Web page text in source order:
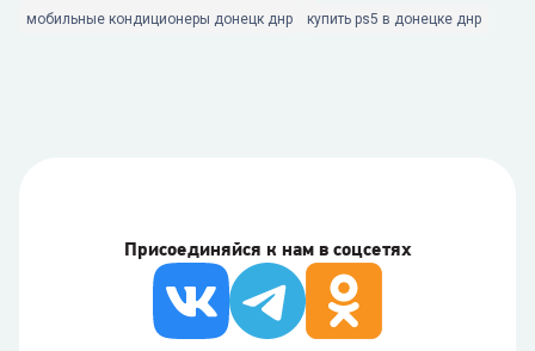
мобильные кондиционеры донецк днр
купить ps5 в донецке днр
Присоединяйся к нам в соцсетях